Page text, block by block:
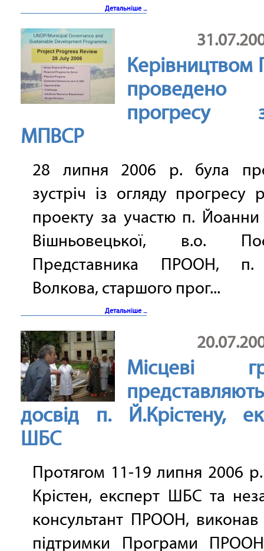
Детальніше ...
проведено
прогресу
МПВСР
28 липня 2006 р. була
зустріч із огляду прогресу
проекту за участю п. Йоанни
Вішньовецької, в.о.
Представника ПРООН, п.
Волкова, старшого прог...
Детальніше ...
Місцеві
досвід п. Й.Крістену,
ШБС
Протягом 11-19 липня 2006
Крістен, експерт ШБС та
консультант ПРООН, виконав
підтримки Програми